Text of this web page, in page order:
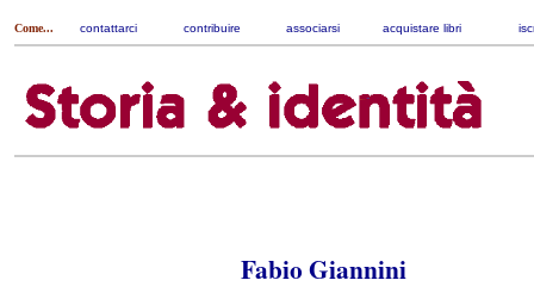
Come... contattarci contribuire associarsi acquistare libri
Fabio Giannini